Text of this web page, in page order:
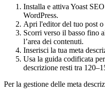
Installa e attiva Yoast
WordPress.
Apri l'editor del tuo post o
Scorri verso il basso fino
l’area dei contenuti.
Inserisci la tua meta
Usa la guida codificata
descrizione resti tra
Per la gestione delle meta